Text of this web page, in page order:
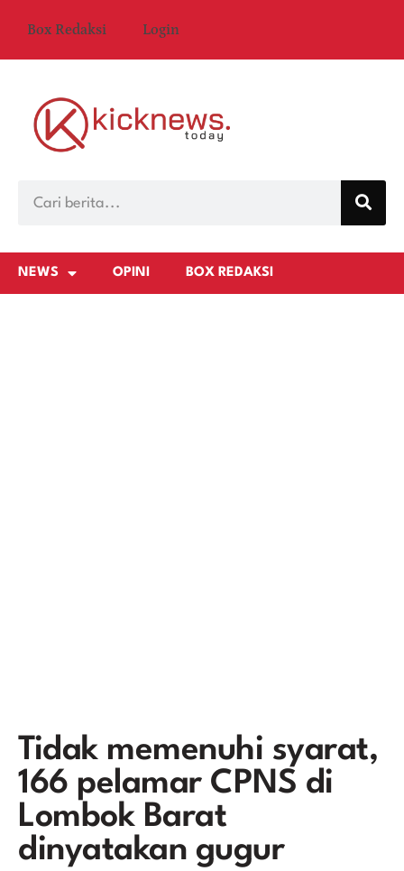
Box Redaksi Login
NEWS OPINI BOX REDAKSI
Tidak memenuhi syarat,
166 pelamar CPNS di
Lombok Barat
dinyatakan gugur